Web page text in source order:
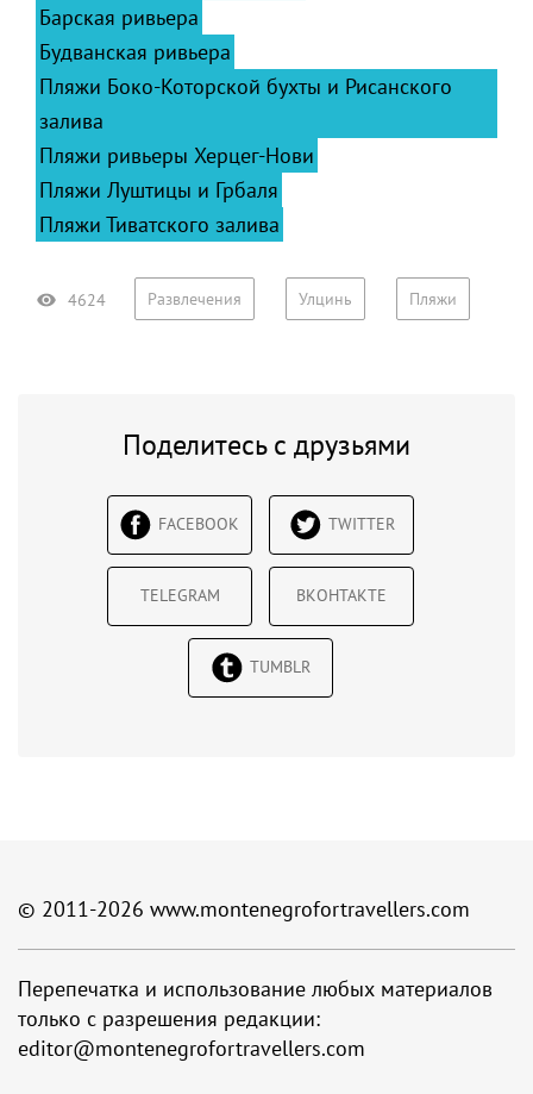
Барская ривьера
Будванская ривьера
Пляжи Боко-Которской бухты и Рисанского
залива
Пляжи ривьеры Херцег-Нови
Пляжи Луштицы и Грбаля
Пляжи Тиватского залива
4624 Развлечения Улцинь Пляжи
Поделитесь с друзьями
FACEBOOK TWITTER
TELEGRAM ВКОНТАКТЕ
TUMBLR
© 2011-2026 www.montenegrofortravellers.com
Перепечатка и использование любых материалов
только с разрешения редакции:
editor@montenegrofortravellers.com